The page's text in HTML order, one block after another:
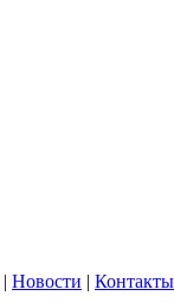
| Новости | Контакты